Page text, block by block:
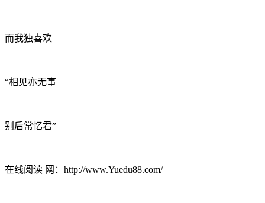
而我独喜欢
“相见亦无事
别后常忆君”
在线阅读 网：http://www.Yuedu88.com/